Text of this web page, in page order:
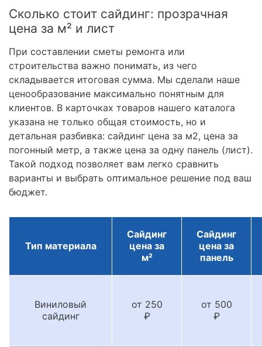
Сколько стоит сайдинг: прозрачная
цена за м² и лист
При составлении сметы ремонта или
строительства важно понимать, из чего
складывается итоговая сумма. Мы сделали наше
ценообразование максимально понятным для
клиентов. В карточках товаров нашего каталога
указана не только общая стоимость, но и
детальная разбивка: сайдинг цена за м2, цена за
погонный метр, а также цена за одну панель (лист).
Такой подход позволяет вам легко сравнить
варианты и выбрать оптимальное решение под ваш
бюджет.
Тип материала
Сайдинг
цена за
м²
Сайдинг
цена за
панель
Виниловый
сайдинг
от 250
₽
от 500
₽